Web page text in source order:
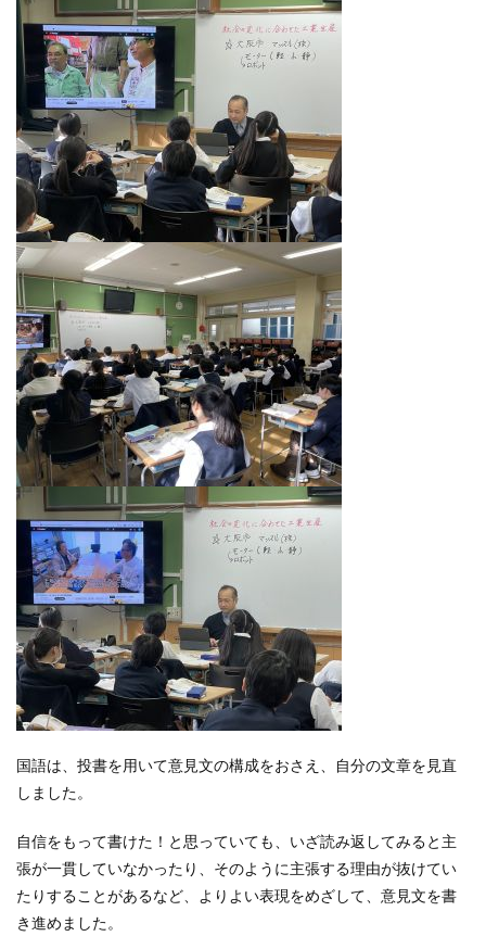
国語は、投書を用いて意見文の構成をおさえ、自分の文章を見直
しました。
自信をもって書けた！と思っていても、いざ読み返してみると主
張が一貫していなかったり、そのように主張する理由が抜けてい
たりすることがあるなど、よりよい表現をめざして、意見文を書
き進めました。